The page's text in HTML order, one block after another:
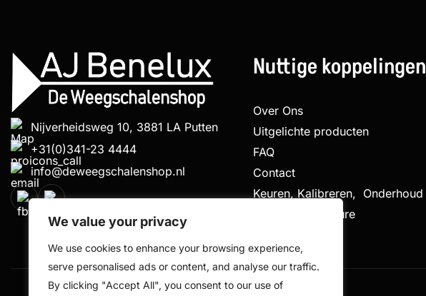
We value your privacy
We use cookies to enhance your browsing experience,
serve personalised ads or content, and analyse our traffic.
By clicking "Accept All", you consent to our use of
Nijverheidsweg 10, 3881 LA Putten
+31(0)341-23 4444
info@deweegschalenshop.nl
Nuttige koppelingen
Over Ons
Uitgelichte producten
FAQ
Contact
Keuren, Kalibreren, Onderhoud
Klachtenprocedure